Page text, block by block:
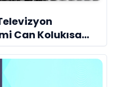
Can Kolukısa